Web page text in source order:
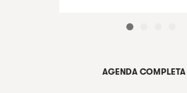
AGENDA COMPLETA